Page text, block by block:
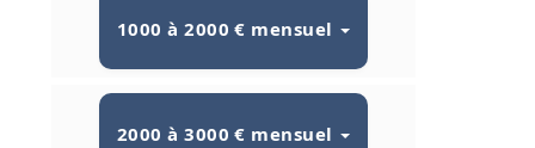
1000 à 2000 € mensuel
2000 à 3000 € mensuel